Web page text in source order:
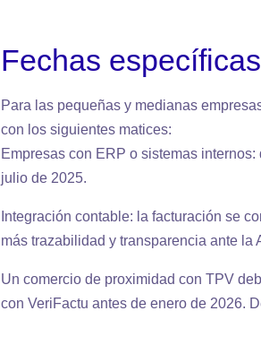
Fechas
Para las pequeñas y medianas
con los siguientes matices:
Empresas con ERP o sistemas
julio de 2025.
Integración contable: la facturación se
más trazabilidad y transparencia ante la
Un comercio de proximidad con TPV
con VeriFactu antes de enero de 2026.